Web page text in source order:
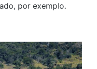
por exemplo.